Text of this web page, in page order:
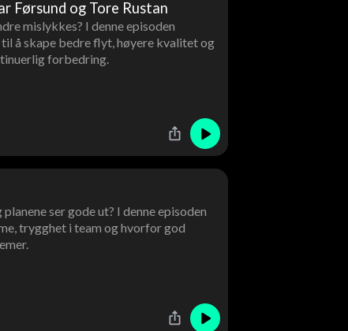
Førsund og Tore Rustan
mislykkes? I denne episoden
å skape bedre flyt, høyere kvalitet og
forbedring.
ser gode ut? I denne episoden
trygghet i team og hvorfor god